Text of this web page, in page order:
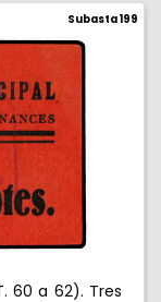
Subasta 199
60 a 62). Tres